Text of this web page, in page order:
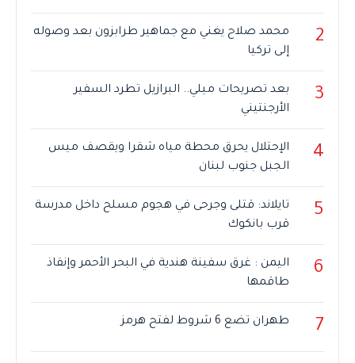
2
محمد صلاح يغني مع جماهير طرابزون بعد وصوله
إلى تركيا
3
بعد تصريحات ميلي.. البرازيل تطرد السفير
الأرجنتيني
4
الإحتلال يحرق محطة مياه شقرا ويقصف ميس
الجبل جنوب لبنان
5
تايلاند: قتلى وجرحى في هجوم مسلح داخل مدرسة
قرب بانكوك
6
اليمن : غرق سفينة هندية في البحر الأحمر وإنقاذ
طاقمها
7 طهران تضع 6 شروط لفتح هرمز